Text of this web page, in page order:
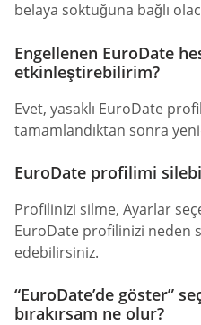
belaya soktuğuna bağlı
Engellenen EuroDate
etkinleştirebilirim?
Evet, yasaklı EuroDate
tamamlandıktan sonra
EuroDate profilimi
Profilinizi silme, Ayarlar
EuroDate profilinizi neden
edebilirsiniz.
“EuroDate’de göster”
bırakırsam ne olur?